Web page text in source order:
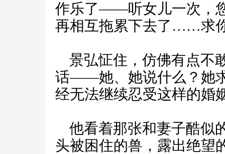
作乐了——听女儿一次，
再相互拖累下去了……求
景弘怔住，仿佛有点不
话——她、她说什么？她
经无法继续忍受这样的婚
他看着那张和妻子酷似
头被困住的兽，露出绝望